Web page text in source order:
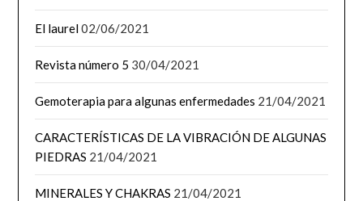
El laurel02/06/2021
Revista número 5 30/04/2021
Gemoterapia para algunas enfermedades 21/04/2021
CARACTERÍSTICAS DE LA VIBRACIÓN DE ALGUNAS
PIEDRAS 21/04/2021
MINERALES Y CHAKRAS 21/04/2021